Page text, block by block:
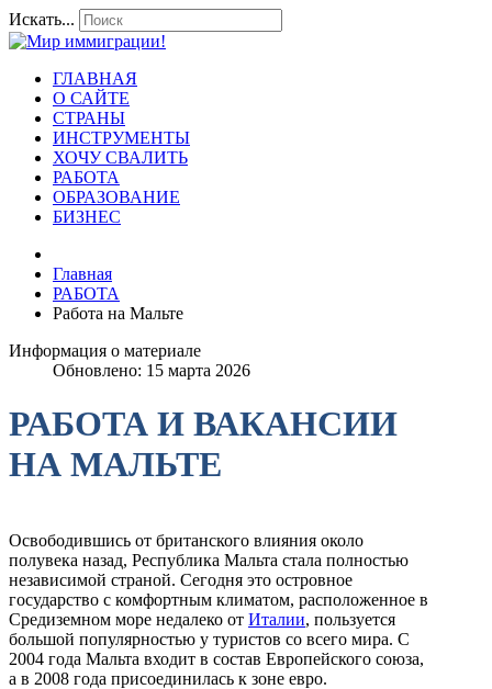
Искать...
ГЛАВНАЯ
О САЙТЕ
СТРАНЫ
ИНСТРУМЕНТЫ
ХОЧУ СВАЛИТЬ
РАБОТА
ОБРАЗОВАНИЕ
БИЗНЕС
Главная
РАБОТА
Работа на Мальте
Информация о материале
Обновлено: 15 марта 2026
РАБОТА И ВАКАНСИИ
НА МАЛЬТЕ
Освободившись от британского влияния около
полувека назад, Республика Мальта стала полностью
независимой страной. Сегодня это островное
государство с комфортным климатом, расположенное в
Средиземном море недалеко от Италии, пользуется
большой популярностью у туристов со всего мира. С
2004 года Мальта входит в состав Европейского союза,
а в 2008 года присоединилась к зоне евро.